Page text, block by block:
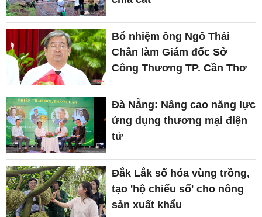
Bổ nhiệm ông Ngô Thái
Chân làm Giám đốc Sở
Công Thương TP. Cần Thơ
Đà Nẵng: Nâng cao năng lực
ứng dụng thương mại điện
tử
Đắk Lắk số hóa vùng trồng,
tạo 'hộ chiếu số' cho nông
sản xuất khẩu